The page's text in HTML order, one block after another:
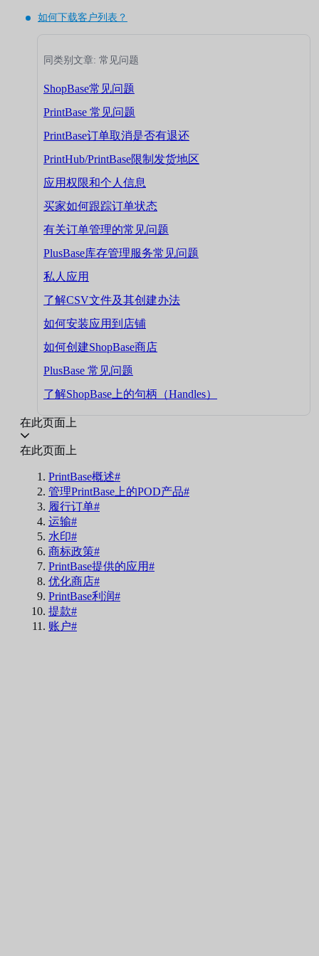
如何下载客户列表？
同类别文章: 常见问题
ShopBase常见问题
PrintBase 常见问题
PrintBase订单取消是否有退还
PrintHub/PrintBase限制发货地区
应用权限和个人信息
买家如何跟踪订单状态
有关订单管理的常见问题
PlusBase库存管理服务常见问题
私人应用
了解CSV文件及其创建办法
如何安装应用到店铺
如何创建ShopBase商店
PlusBase 常见问题
了解ShopBase上的句柄（Handles）
在此页面上
在此页面上
PrintBase概述#
管理PrintBase上的POD产品#
履行订单#
运输#
水印#
商标政策#
PrintBase提供的应用#
优化商店#
PrintBase利润#
提款#
账户#